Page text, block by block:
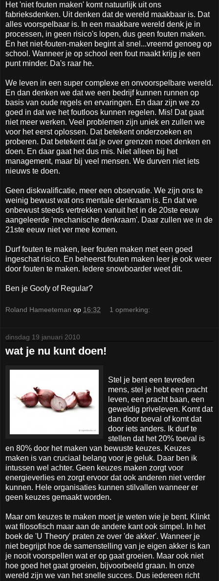
Het 'niet fouten maken' komt natuurlijk uit ons
fabrieksdenken. Uit denken dat de wereld maakbaar is. Dat
alles voorspelbaar is. In een maakbare wereld denk je in
processen, in geen risico's lopen, dus geen fouten maken.
En het niet-fouten-maken begint al snel...vreemd genoeg op
school. Wanneer je op school een fout maakt krijg je een
punt minder. Da's raar he.
We leven in een super complexe en onvoorspelbare wereld.
En dan denken we dat we een bedrijf kunnen runnen op
basis van oude regels en ervaringen. En daar zijn we zo
goed in dat we het foutloos kunnen regelen. Mis! Dat gaat
niet meer werken. Veel problemen zijn uniek en zullen we
voor het eerst oplossen. Dat betekent onderzoeken en
proberen. Dat betekent dat je over grenzen moet denken en
doen. En daar gaat het dus mis. Niet alleen bij het
management, maar bij veel mensen. We durven niet iets
nieuws te doen.
Geen diskwalificatie, meer een observatie. We zijn ons te
weinig bewust wat ons mentale denkraam is. En dat we
onbewust steeds vertrekken vanuit het in de 20ste eeuw
aangeleerde 'mechanische denkraam'. Daar zullen we in de
21ste eeuw niet ver mee komen.
Durf fouten te maken, leer fouten maken met een goed
ingeschat risico. En beheerst fouten maken leer je ook weer
door fouten te maken. Iedere snowboarder weet dit.
Ben je Goofy of Regular?
Roland Hameeteman op 16:32 1 opmerking:
dinsdag 19 januari 2010
wat je nu kunt doen!
Stel je bent een tevreden
mens, stel je hebt een pracht
leven, een pracht baan, een
geweldig priveleven. Komt dat
dan door toeval of komt dat
door iets anders. Ik durf te
stellen dat het 20% toeval is
en 80% door het maken van bewuste keuzes. Keuzes
maken is van cruciaal belang voor je geluk. Daar ben ik
intussen wel achter. Geen keuzes maken zorgt voor
energieverlies en zorgt ervoor dat ook anderen niet verder
kunnen. Hele organisaties kunnen stilvallen wanneer er
geen keuzes gemaakt worden.
Maar om keuzes te maken moet je weten wie je bent. Klinkt
wat filosofisch maar aan de andere kant ook simpel. In het
boek de 'U Theory' praten ze over 'de akker'. Wanneer je
niet begrijpt hoe de samenstelling van je eigen akker is kan
je nooit voorspellen wat er op gaat groeien. Maar ook niet
hoe goed het gaat groeien, bijvoorbeeld graan. In onze
wereld zijn we van het snelle succes. Dus iedereen richt